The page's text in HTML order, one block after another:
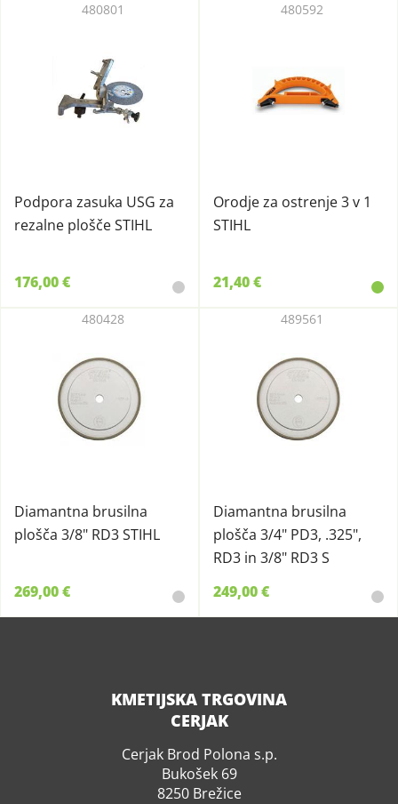
Podpora zasuka USG za
rezalne plošče STIHL
480801
176,00 €
Orodje za ostrenje 3 v 1
STIHL
480592
21,40 €
Diamantna brusilna
plošča 3/8" RD3 STIHL
480428
269,00 €
Diamantna brusilna
plošča 3/4" PD3, .325",
RD3 in 3/8" RD3 S
489561
249,00 €
KMETIJSKA TRGOVINA
CERJAK
Cerjak Brod Polona s.p.
Bukošek 69
8250 Brežice